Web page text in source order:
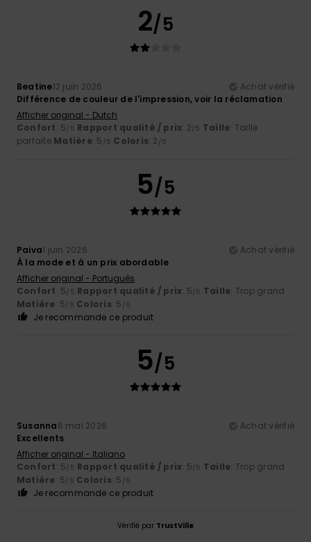
2/5
Beatine12 juin 2026
Achat vérifié
Différence de couleur de l'impression, voir la réclamation
Afficher original - Dutch
Confort: 5/5 Rapport qualité / prix: 2/5 Taille: Taille
parfaite Matière: 5 /5 Coloris: 2 /5
5/5
Paiva1 juin 2026
Achat vérifié
À la mode et à un prix abordable
Afficher original - Português
Confort: 5/5 Rapport qualité / prix: 5/5 Taille: Trop grand
Matière: 5/5 Coloris: 5 /5
Je recommande ce produit
5/5
Susanna6 mai 2026
Achat vérifié
Excellents
Afficher original - Italiano
Confort: 5/5 Rapport qualité / prix: 5/5 Taille: Trop grand
Matière: 5/5 Coloris: 5 /5
Je recommande ce produit
Vérifié par TrustVille